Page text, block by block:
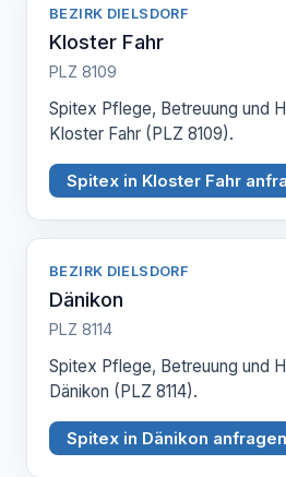
BEZIRK DIELSDORF
Kloster Fahr
PLZ 8109
Spitex Pflege, Betreuung und
Kloster Fahr (PLZ 8109).
Spitex in Kloster Fahr
BEZIRK DIELSDORF
Dänikon
PLZ 8114
Spitex Pflege, Betreuung und
Dänikon (PLZ 8114).
Spitex in Dänikon anfragen